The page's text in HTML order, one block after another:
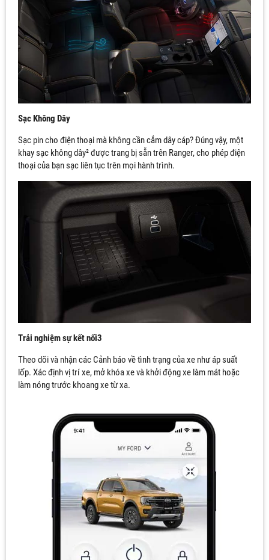
Sạc Không Dây
Sạc pin cho điện thoại mà không cần cắm dây cáp? Đúng vậy, một
khay sạc không dây² được trang bị sẵn trên Ranger, cho phép điện
thoại của bạn sạc liên tục trên mọi hành trình.
Trải nghiệm sự kết nối3
Theo dõi và nhận các Cảnh báo về tình trạng của xe như áp suất
lốp. Xác định vị trí xe, mở khóa xe và khởi động xe làm mát hoặc
làm nóng trước khoang xe từ xa.